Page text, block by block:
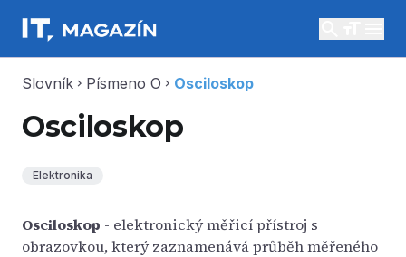
Slovník chevron_right Písmeno O chevron_right Osciloskop
Osciloskop
Elektronika
Osciloskop - elektronický měřicí přístroj s
obrazovkou, který zaznamenává průběh měřeného